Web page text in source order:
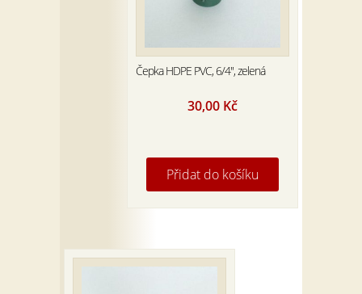
Čepka HDPE PVC, 6/4″, zelená
30,00 Kč
Přidat do košíku